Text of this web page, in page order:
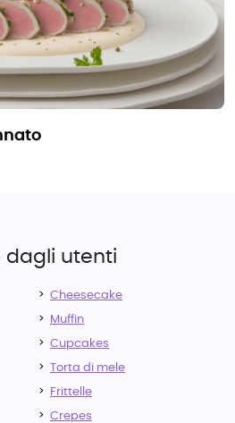
dagli utenti
Cheesecake
Muffin
Cupcakes
Torta di mele
Frittelle
Crepes